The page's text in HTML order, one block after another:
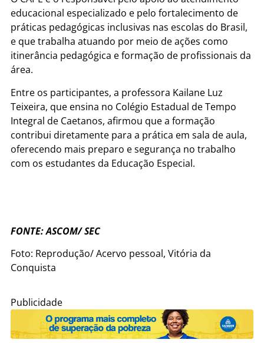
educacional especializado e pelo fortalecimento de
práticas pedagógicas inclusivas nas escolas do Brasil,
e que trabalha atuando por meio de ações como
itinerância pedagógica e formação de profissionais da
área.
Entre os participantes, a professora Kailane Luz
Teixeira, que ensina no Colégio Estadual de Tempo
Integral de Caetanos, afirmou que a formação
contribui diretamente para a prática em sala de aula,
oferecendo mais preparo e segurança no trabalho
com os estudantes da Educação Especial.
FONTE: ASCOM/ SEC
Foto: Reprodução/ Acervo pessoal, Vitória da
Conquista
Publicidade